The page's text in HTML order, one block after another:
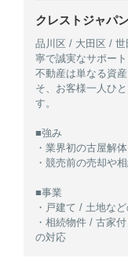
クレストジャパ
品川区 / 大田区 /
寧で誠実なサポー
不動産は単なる資
そ、お客様一人ひ
す。
■強み
・業界初の古屋解
・競売前の売却や
■事業
・戸建て / 土地な
・相続物件 / 古家
の対応